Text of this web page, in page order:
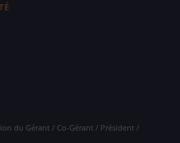
du Gérant / Co-Gérant / Président /